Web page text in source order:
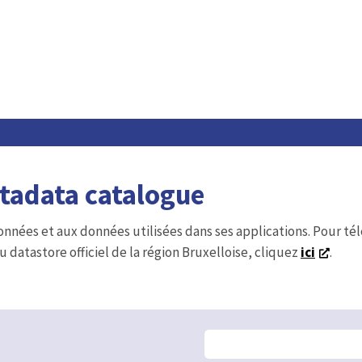
catalogue
et aux données utilisées dans ses applications. Pour
datastore officiel de la région Bruxelloise, cliquez ici .